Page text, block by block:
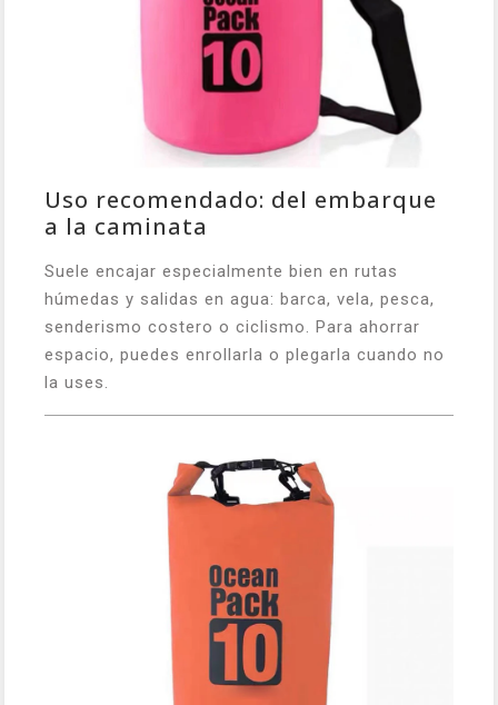
Uso recomendado: del embarque
a la caminata
Suele encajar especialmente bien en rutas
húmedas y salidas en agua: barca, vela, pesca,
senderismo costero o ciclismo. Para ahorrar
espacio, puedes enrollarla o plegarla cuando no
la uses.